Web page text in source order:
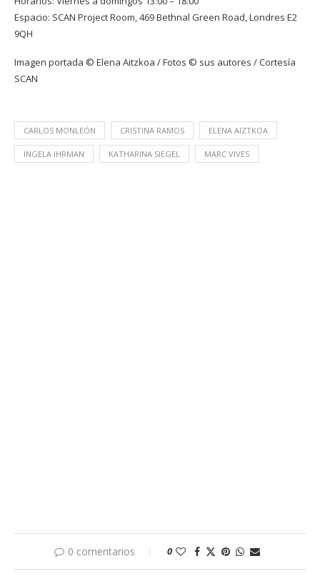
Espacio: SCAN Project Room, 469 Bethnal Green Road, Londres E2
9QH
Imagen portada © Elena Aitzkoa / Fotos © sus autores / Cortesía
SCAN
CARLOS MONLEÓN CRISTINA RAMOS ELENA AIZTKOA
INGELA IHRMAN KATHARINA SIEGEL MARC VIVES
0 comentarios 0